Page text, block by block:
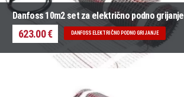
Danfoss 10m2 set za električno podno grijanje
623.00 € DANFOSS ELEKTRIČNO PODNO GRIJANJE